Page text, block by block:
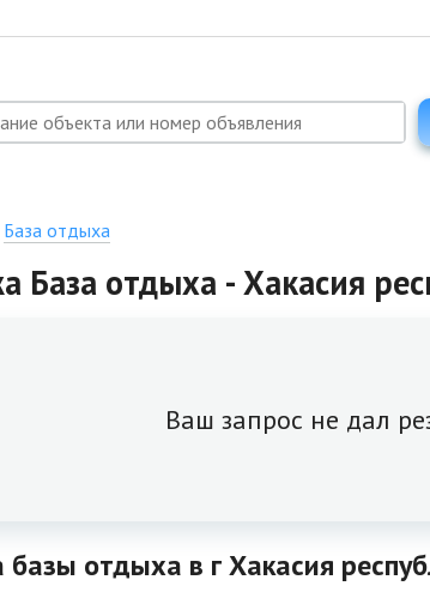
База отдыха
База отдыха - Хакасия
Ваш запрос не дал
отдыха в г Хакасия